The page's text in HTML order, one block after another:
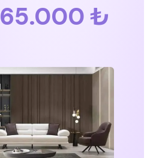
65.000 ₺